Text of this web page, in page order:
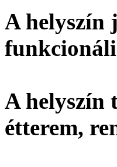
A helyszín
A helyszín
étterem,